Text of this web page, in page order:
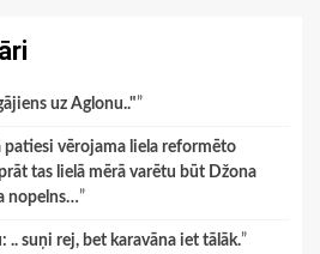
uz Aglonu.."”
patiesi vērojama liela reformēto
tas lielā mērā varētu būt Džona
nopelns…”
.. suņi rej, bet karavāna iet tālāk.”